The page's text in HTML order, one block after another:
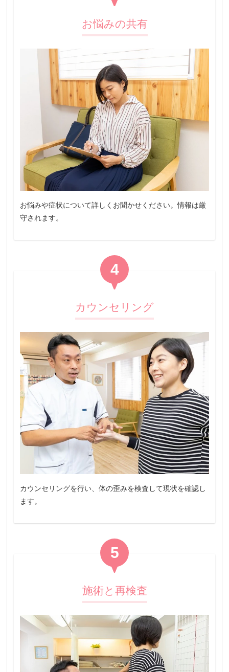
お悩みの共有
お悩みや症状について詳しくお聞かせください。情報は厳
守されます。
4
カウンセリング
カウンセリングを行い、体の歪みを検査して現状を確認し
ます。
5
施術と再検査